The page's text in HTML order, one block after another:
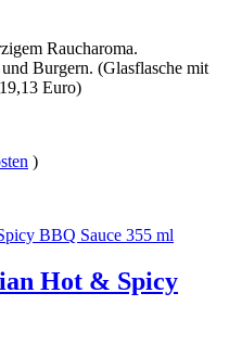
Raucharoma.
Burgern. (Glasflasche mit
Euro)
)
Hot & Spicy